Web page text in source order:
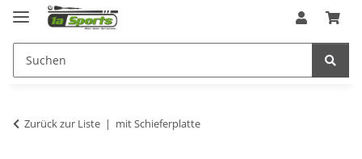
Zurück zur Liste mit Schieferplatte